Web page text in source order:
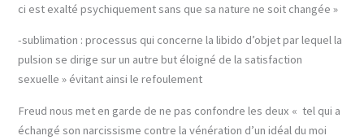
ci est exalté psychiquement sans que sa nature ne soit changée »
-sublimation : processus qui concerne la libido d’objet par lequel la
pulsion se dirige sur un autre but éloigné de la satisfaction
sexuelle » évitant ainsi le refoulement
Freud nous met en garde de ne pas confondre les deux « tel qui a
échangé son narcissisme contre la vénération d’un idéal du moi